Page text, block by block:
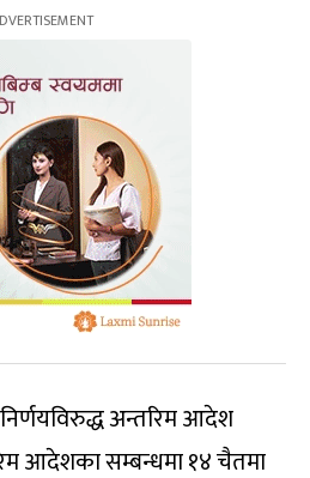
अन्तरिम आदेश
आदेशका सम्बन्धमा १४ चैतमा